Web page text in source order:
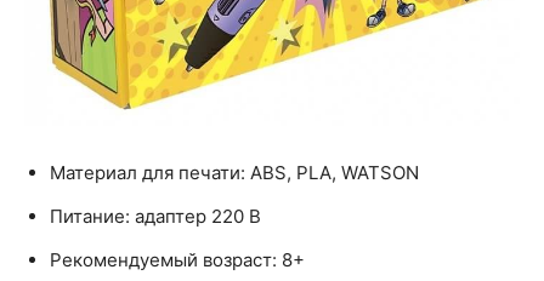
Материал для печати: ABS, PLA, WATSON
Питание: адаптер 220 В
Рекомендуемый возраст: 8+